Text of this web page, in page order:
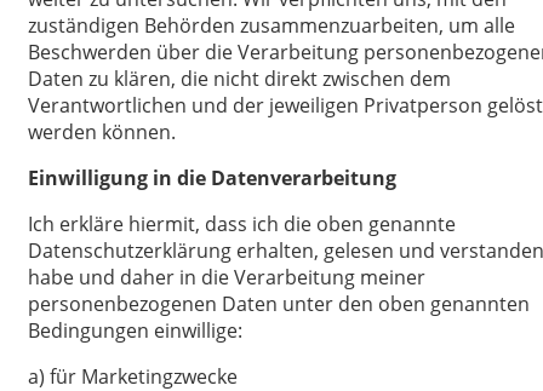
zuständigen Behörden zusammenzuarbeiten, um alle
Beschwerden über die Verarbeitung
Daten zu klären, die nicht direkt zwischen dem
Verantwortlichen und der jeweiligen Privatperson gelöst
werden können.
Einwilligung in die Datenverarbeitung
Ich erkläre hiermit, dass ich die oben genannte
Datenschutzerklärung erhalten, gelesen und verstanden
habe und daher in die Verarbeitung meiner
personenbezogenen Daten unter den oben genannten
Bedingungen einwillige:
a) für Marketingzwecke